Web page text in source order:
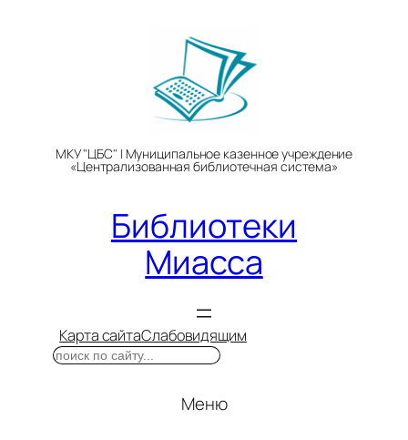
МКУ "ЦБС" | Муниципальное казенное учреждение
«Централизованная библиотечная система»
Библиотеки
Миасса
Карта сайтаСлабовидящим
Поиск
Меню